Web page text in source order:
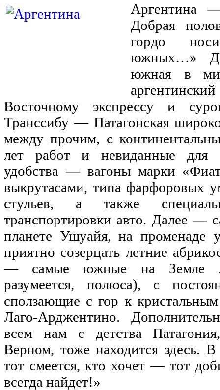
Аргентина
Добрая
гордо
южных…»
южная в
Восточному экспрессу и
Транссибу — Патагонская
между прочим, с
лет работ и невиданные для
удобства — вагоны марки
выкрутасами, типа фарфоровых
стульев, а также
транспортировки авто. Далее —
планете Ушуайя, на променаде
приятно созерцать летние
— самые южные на Земле
разумеется, полюса), с
сползающие с гор к
Лаго-Арджентино.
всем нам с детства
Верном, тоже находится здесь.
тот смеется, кто хочет — тот
всегда найдет!»